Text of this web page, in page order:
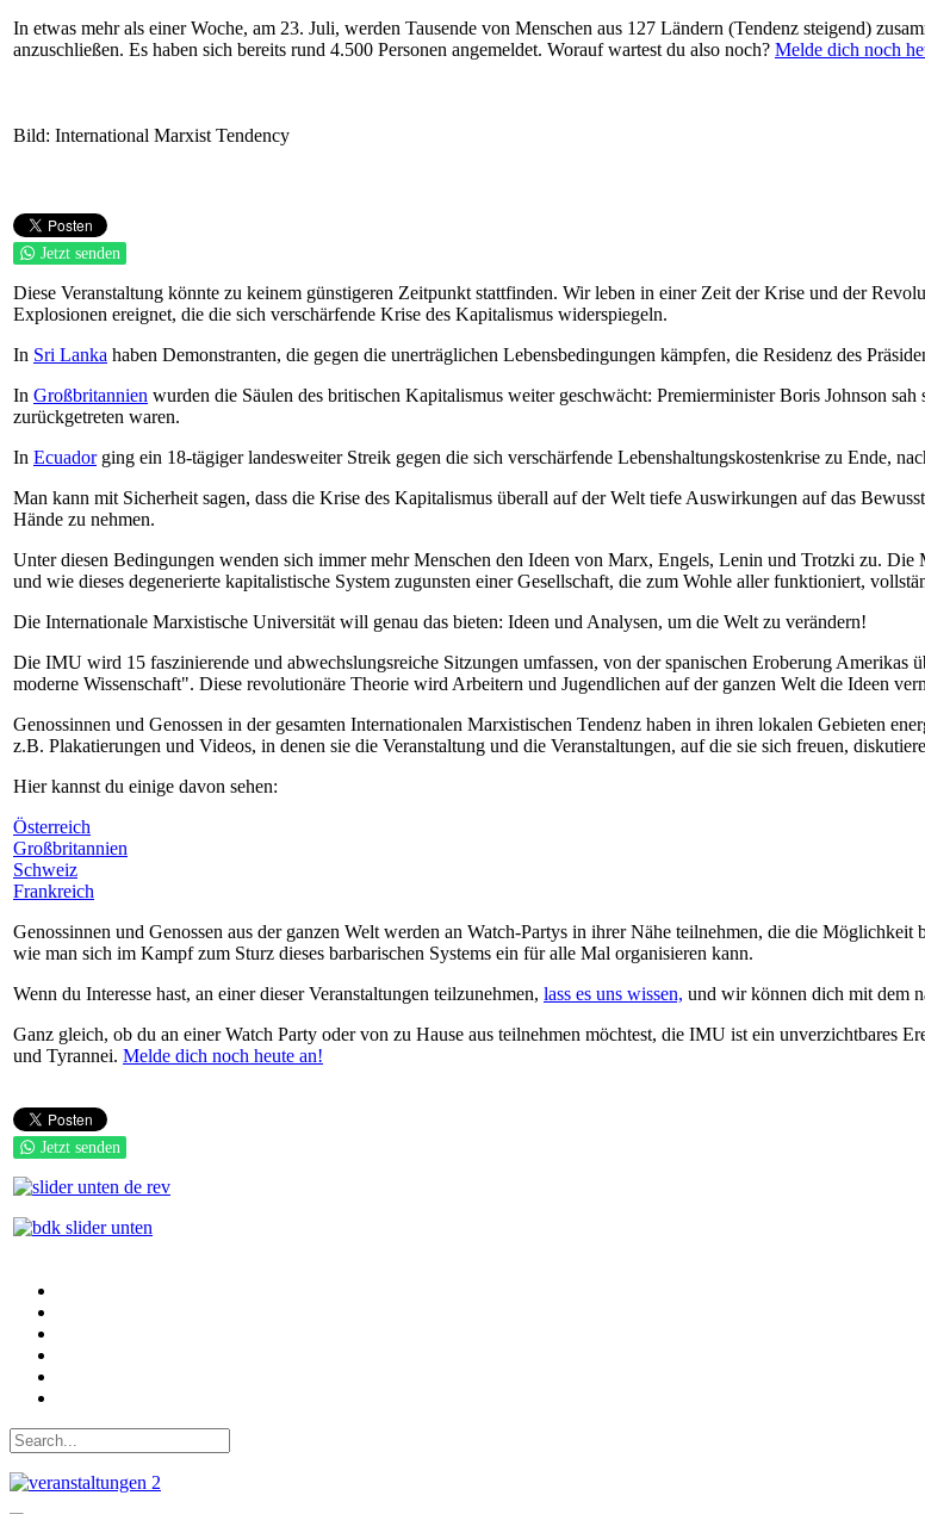
In etwas mehr als einer Woche, am 23. Juli, werden Tausende von Menschen aus 127 Ländern (Tendenz steigend)
anzuschließen. Es haben sich bereits rund 4.500 Personen angemeldet. Worauf wartest du also noch? Melde dich noch
Bild: International Marxist Tendency
Jetzt senden
Diese Veranstaltung könnte zu keinem günstigeren Zeitpunkt stattfinden. Wir leben in einer Zeit der Krise und der
Explosionen ereignet, die die sich verschärfende Krise des Kapitalismus widerspiegeln.
In Sri Lanka haben Demonstranten, die gegen die unerträglichen Lebensbedingungen kämpfen, die Residenz des
In Großbritannien wurden die Säulen des britischen Kapitalismus weiter geschwächt: Premierminister Boris Johnson
zurückgetreten waren.
In Ecuadorging ein 18-tägiger landesweiter Streik gegen die sich verschärfende Lebenshaltungskostenkrise zu Ende,
Man kann mit Sicherheit sagen, dass die Krise des Kapitalismus überall auf der Welt tiefe Auswirkungen auf das
Hände zu nehmen.
Unter diesen Bedingungen wenden sich immer mehr Menschen den Ideen von Marx, Engels, Lenin und Trotzki zu.
und wie dieses degenerierte kapitalistische System zugunsten einer Gesellschaft, die zum Wohle aller funktioniert,
Die Internationale Marxistische Universität will genau das bieten: Ideen und Analysen, um die Welt zu verändern!
Die IMU wird 15 faszinierende und abwechslungsreiche Sitzungen umfassen, von der spanischen Eroberung
moderne Wissenschaft". Diese revolutionäre Theorie wird Arbeitern und Jugendlichen auf der ganzen Welt die Ideen
Genossinnen und Genossen in der gesamten Internationalen Marxistischen Tendenz haben in ihren lokalen Gebieten
z.B. Plakatierungen und Videos, in denen sie die Veranstaltung und die Veranstaltungen, auf die sie sich freuen,
Hier kannst du einige davon sehen:
Österreich
Großbritannien
Schweiz
Frankreich
Genossinnen und Genossen aus der ganzen Welt werden an Watch-Partys in ihrer Nähe teilnehmen, die die
wie man sich im Kampf zum Sturz dieses barbarischen Systems ein für alle Mal organisieren kann.
Wenn du Interesse hast, an einer dieser Veranstaltungen teilzunehmen, lass es uns wissen, und wir können dich mit dem
Ganz gleich, ob du an einer Watch Party oder von zu Hause aus teilnehmen möchtest, die IMU ist ein unverzichtbares
und Tyrannei. Melde dich noch heute an!
Jetzt senden